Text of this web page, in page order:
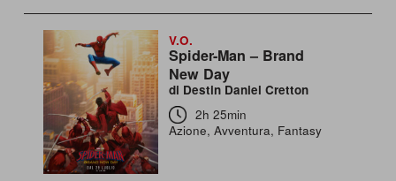
V.O.
Spider-Man – Brand
New Day
di Destin Daniel Cretton
2h 25min
Azione, Avventura, Fantasy